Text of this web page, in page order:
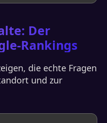
Der
Rankings
die echte Fragen
und zur